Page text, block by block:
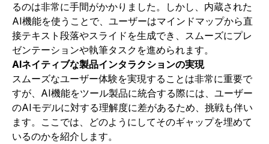
るのは非常に手間がかかりました。しかし、内蔵された
AI機能を使うことで、ユーザーはマインドマップから直
接テキスト段落やスライドを生成でき、スムーズにプレ
ゼンテーションや執筆タスクを進められます。
AIネイティブな製品インタラクションの実現
スムーズなユーザー体験を実現することは非常に重要で
すが、AI機能をツール製品に統合する際には、ユーザー
のAIモデルに対する理解度に差があるため、挑戦も伴い
ます。ここでは、どのようにしてそのギャップを埋めて
いるのかを紹介します。